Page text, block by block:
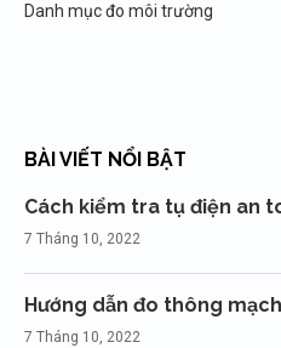
Danh mục đo môi trường
BÀI VIẾT NỔI BẬT
Cách kiểm tra tụ điện an
7 Tháng 10, 2022
Hướng dẫn đo thông
7 Tháng 10, 2022